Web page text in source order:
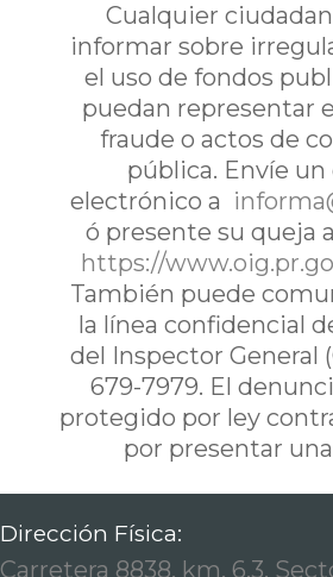
Cualquier
informar sobre
el uso de fondos
puedan representar
fraude o actos de
pública. Envíe un
electrónico a
ó presente su queja
https://
También puede
la línea confidencial
del Inspector General
679-7979. El
protegido por ley
por presentar
Dirección Física:
Carretera 8838, km. 6.3,